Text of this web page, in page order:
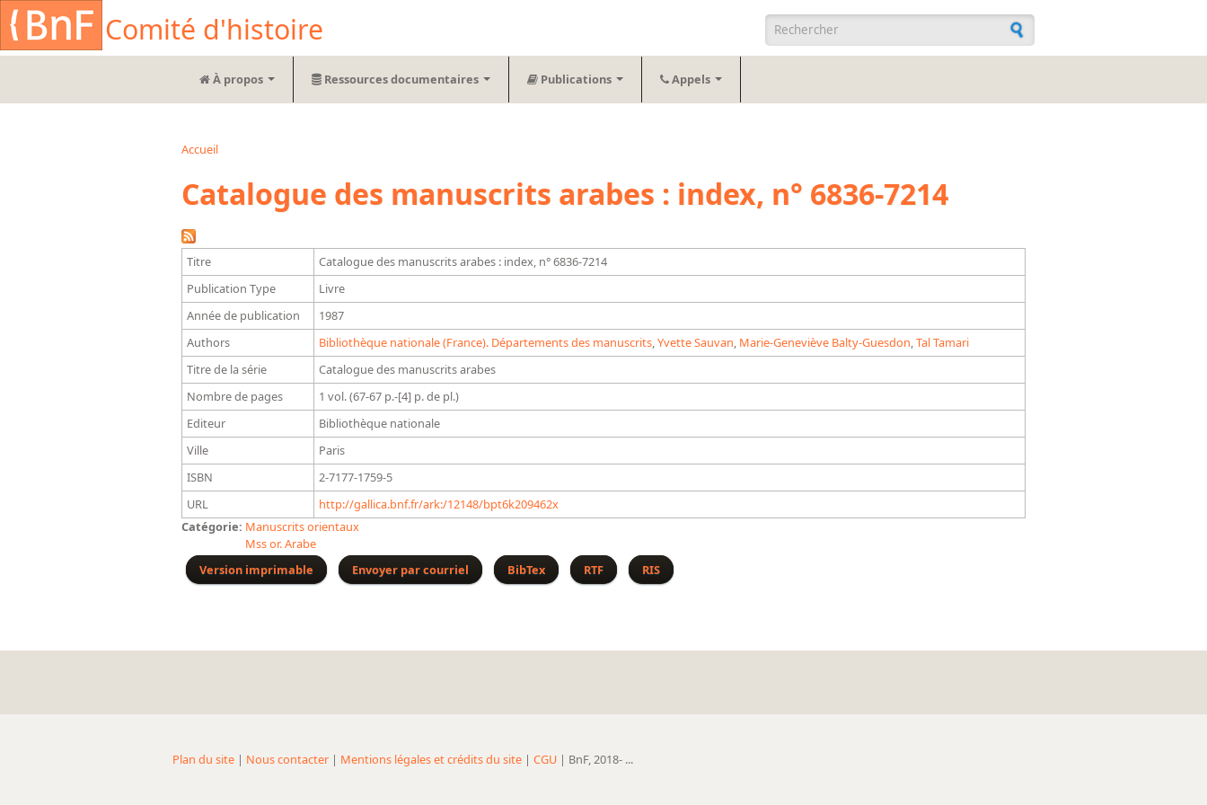
Aller au contenu principal
Comité d'histoire Formulaire de recherche
À propos Ressources documentaires Publications Appels
Accueil
Catalogue des manuscrits arabes : index, n° 6836-7214
Titre
Catalogue des manuscrits arabes : index, n° 6836-7214
Publication Type
Livre
Année de publication
1987
Authors
Bibliothèque nationale (France). Départements des manuscrits,Yvette Sauvan, Marie-Geneviève Balty-Guesdon,Tal Tamari
Titre de la série
Catalogue des manuscrits arabes
Nombre de pages
1 vol. (67-67 p.-[4] p. de pl.)
Editeur
Bibliothèque nationale
Ville
Paris
ISBN
2-7177-1759-5
URL
http://gallica.bnf.fr/ark:/12148/bpt6k209462x
Catégorie: Manuscrits orientaux
Mss or. Arabe
Version imprimable
Envoyer par courriel BibTex RTF RIS
Plan du site | Nous contacter | Mentions légales et crédits du site | CGU | BnF, 2018- ...
Cookies management panel